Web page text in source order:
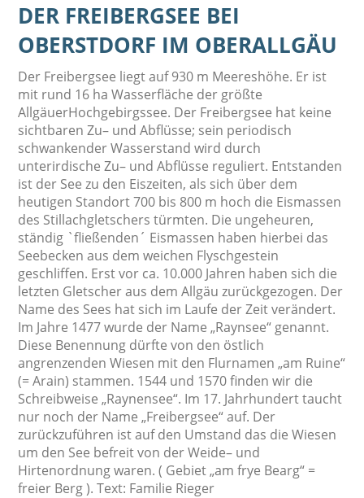
DER FREIBERGSEE BEI
OBERSTDORF IM OBERALLGÄU
Der Freibergsee liegt auf 930 m Meereshöhe. Er ist
mit rund 16 ha Wasserfläche der größte
AllgäuerHochgebirgssee. Der Freibergsee hat keine
sichtbaren Zu– und Abflüsse; sein periodisch
schwankender Wasserstand wird durch
unterirdische Zu– und Abflüsse reguliert. Entstanden
ist der See zu den Eiszeiten, als sich über dem
heutigen Standort 700 bis 800 m hoch die Eismassen
des Stillachgletschers türmten. Die ungeheuren,
ständig `fließenden´ Eismassen haben hierbei das
Seebecken aus dem weichen Flyschgestein
geschliffen. Erst vor ca. 10.000 Jahren haben sich die
letzten Gletscher aus dem Allgäu zurückgezogen. Der
Name des Sees hat sich im Laufe der Zeit verändert.
Im Jahre 1477 wurde der Name „Raynsee“ genannt.
Diese Benennung dürfte von den östlich
angrenzenden Wiesen mit den Flurnamen „am Ruine“
(= Arain) stammen. 1544 und 1570 finden wir die
Schreibweise „Raynensee“. Im 17. Jahrhundert taucht
nur noch der Name „Freibergsee“ auf. Der
zurückzuführen ist auf den Umstand das die Wiesen
um den See befreit von der Weide– und
Hirtenordnung waren. ( Gebiet „am frye Bearg“ =
freier Berg ). Text: Familie Rieger